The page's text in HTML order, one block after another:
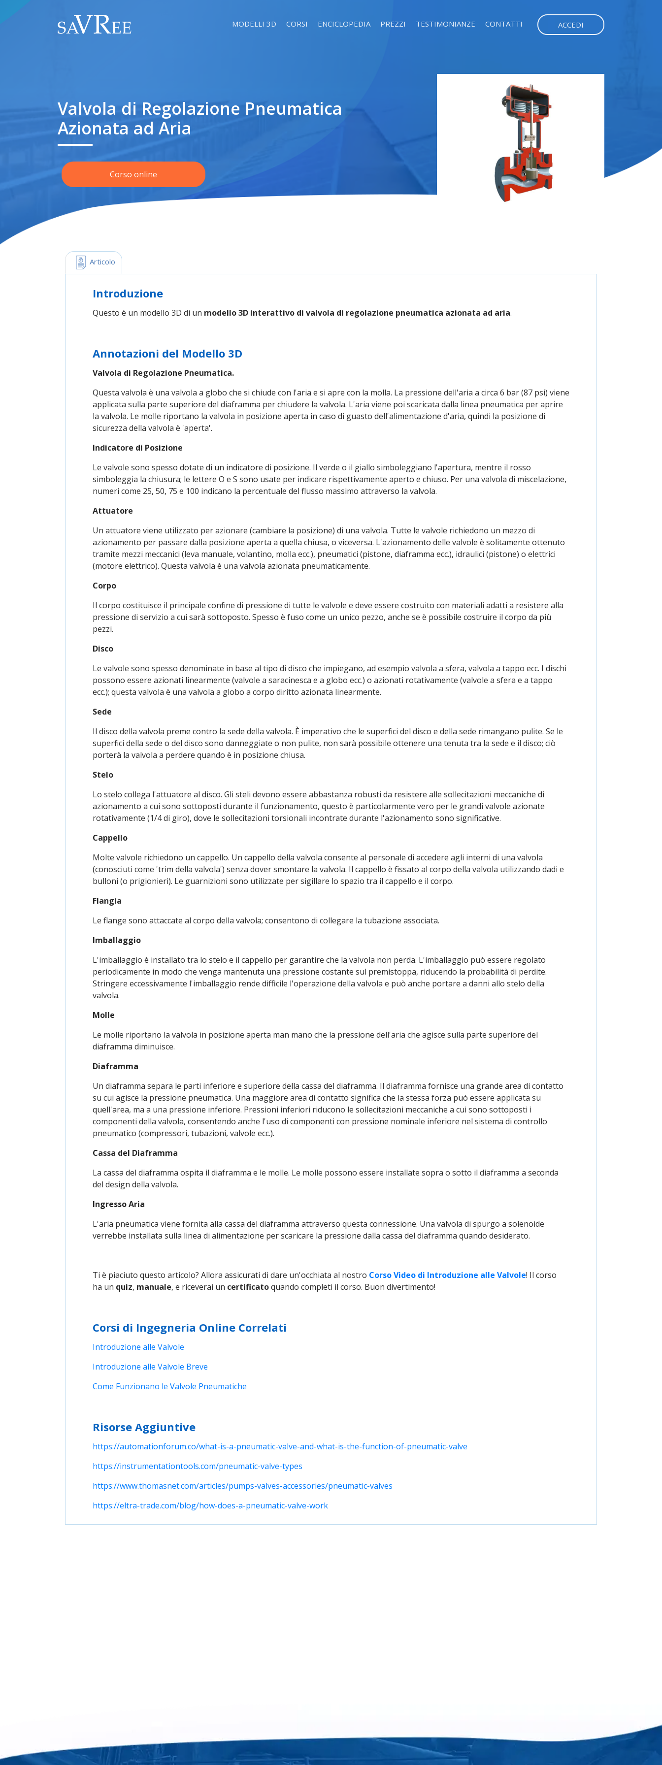
MODELLI 3D CORSI ENCICLOPEDIA PREZZI TESTIMONIANZE CONTATTI ACCEDI
Valvola di Regolazione Pneumatica
Azionata ad Aria
Corso online
Articolo
Introduzione
Questo è un modello 3D di un modello 3D interattivo di valvola di regolazione pneumatica azionata ad aria.
Annotazioni del Modello 3D
Valvola di Regolazione Pneumatica.
Questa valvola è una valvola a globo che si chiude con l'aria e si apre con la molla. La pressione dell'aria a circa 6 bar (87 psi) viene
applicata sulla parte superiore del diaframma per chiudere la valvola. L'aria viene poi scaricata dalla linea pneumatica per aprire
la valvola. Le molle riportano la valvola in posizione aperta in caso di guasto dell'alimentazione d'aria, quindi la posizione di
sicurezza della valvola è 'aperta'.
Indicatore di Posizione
Le valvole sono spesso dotate di un indicatore di posizione. Il verde o il giallo simboleggiano l'apertura, mentre il rosso
simboleggia la chiusura; le lettere O e S sono usate per indicare rispettivamente aperto e chiuso. Per una valvola di miscelazione,
numeri come 25, 50, 75 e 100 indicano la percentuale del flusso massimo attraverso la valvola.
Attuatore
Un attuatore viene utilizzato per azionare (cambiare la posizione) di una valvola. Tutte le valvole richiedono un mezzo di
azionamento per passare dalla posizione aperta a quella chiusa, o viceversa. L'azionamento delle valvole è solitamente ottenuto
tramite mezzi meccanici (leva manuale, volantino, molla ecc.), pneumatici (pistone, diaframma ecc.), idraulici (pistone) o elettrici
(motore elettrico). Questa valvola è una valvola azionata pneumaticamente.
Corpo
Il corpo costituisce il principale confine di pressione di tutte le valvole e deve essere costruito con materiali adatti a resistere alla
pressione di servizio a cui sarà sottoposto. Spesso è fuso come un unico pezzo, anche se è possibile costruire il corpo da più
pezzi.
Disco
Le valvole sono spesso denominate in base al tipo di disco che impiegano, ad esempio valvola a sfera, valvola a tappo ecc. I dischi
possono essere azionati linearmente (valvole a saracinesca e a globo ecc.) o azionati rotativamente (valvole a sfera e a tappo
ecc.); questa valvola è una valvola a globo a corpo diritto azionata linearmente.
Sede
Il disco della valvola preme contro la sede della valvola. È imperativo che le superfici del disco e della sede rimangano pulite. Se le
superfici della sede o del disco sono danneggiate o non pulite, non sarà possibile ottenere una tenuta tra la sede e il disco; ciò
porterà la valvola a perdere quando è in posizione chiusa.
Stelo
Lo stelo collega l'attuatore al disco. Gli steli devono essere abbastanza robusti da resistere alle sollecitazioni meccaniche di
azionamento a cui sono sottoposti durante il funzionamento, questo è particolarmente vero per le grandi valvole azionate
rotativamente (1/4 di giro), dove le sollecitazioni torsionali incontrate durante l'azionamento sono significative.
Cappello
Molte valvole richiedono un cappello. Un cappello della valvola consente al personale di accedere agli interni di una valvola
(conosciuti come 'trim della valvola') senza dover smontare la valvola. Il cappello è fissato al corpo della valvola utilizzando dadi e
bulloni (o prigionieri). Le guarnizioni sono utilizzate per sigillare lo spazio tra il cappello e il corpo.
Flangia
Le flange sono attaccate al corpo della valvola; consentono di collegare la tubazione associata.
Imballaggio
L'imballaggio è installato tra lo stelo e il cappello per garantire che la valvola non perda. L'imballaggio può essere regolato
periodicamente in modo che venga mantenuta una pressione costante sul premistoppa, riducendo la probabilità di perdite.
Stringere eccessivamente l'imballaggio rende difficile l'operazione della valvola e può anche portare a danni allo stelo della
valvola.
Molle
Le molle riportano la valvola in posizione aperta man mano che la pressione dell'aria che agisce sulla parte superiore del
diaframma diminuisce.
Diaframma
Un diaframma separa le parti inferiore e superiore della cassa del diaframma. Il diaframma fornisce una grande area di contatto
su cui agisce la pressione pneumatica. Una maggiore area di contatto significa che la stessa forza può essere applicata su
quell'area, ma a una pressione inferiore. Pressioni inferiori riducono le sollecitazioni meccaniche a cui sono sottoposti i
componenti della valvola, consentendo anche l'uso di componenti con pressione nominale inferiore nel sistema di controllo
pneumatico (compressori, tubazioni, valvole ecc.).
Cassa del Diaframma
La cassa del diaframma ospita il diaframma e le molle. Le molle possono essere installate sopra o sotto il diaframma a seconda
del design della valvola.
Ingresso Aria
L'aria pneumatica viene fornita alla cassa del diaframma attraverso questa connessione. Una valvola di spurgo a solenoide
verrebbe installata sulla linea di alimentazione per scaricare la pressione dalla cassa del diaframma quando desiderato.
Ti è piaciuto questo articolo? Allora assicurati di dare un'occhiata al nostro Corso Video di Introduzione alle Valvole! Il corso
ha un quiz, manuale, e riceverai un certificatoquando completi il corso. Buon divertimento!
Corsi di Ingegneria Online Correlati
Introduzione alle Valvole
Introduzione alle Valvole Breve
Come Funzionano le Valvole Pneumatiche
Risorse Aggiuntive
https://automationforum.co/what-is-a-pneumatic-valve-and-what-is-the-function-of-pneumatic-valve
https://instrumentationtools.com/pneumatic-valve-types
https://www.thomasnet.com/articles/pumps-valves-accessories/pneumatic-valves
https://eltra-trade.com/blog/how-does-a-pneumatic-valve-work